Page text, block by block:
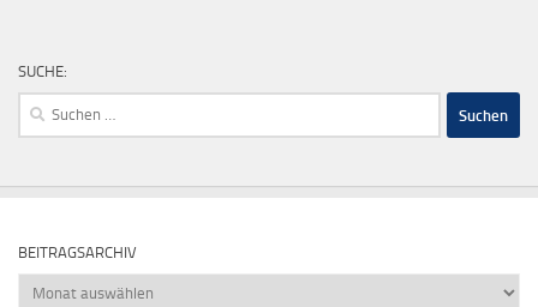
SUCHE:
Suchen
BEITRAGSARCHIV
Beitragsarchiv